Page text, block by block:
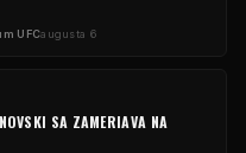
UFCaugusta 6
SA ZAMERIAVA NA